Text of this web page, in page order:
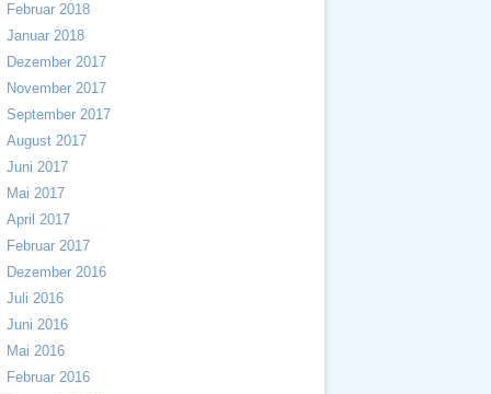
Februar 2018
Januar 2018
Dezember 2017
November 2017
September 2017
August 2017
Juni 2017
Mai 2017
April 2017
Februar 2017
Dezember 2016
Juli 2016
Juni 2016
Mai 2016
Februar 2016